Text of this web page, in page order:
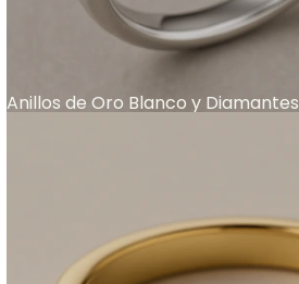
Anillos de Oro Blanco y Diamantes